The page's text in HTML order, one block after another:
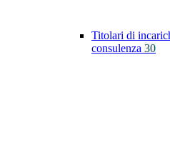
Titolari di
consulenza 30